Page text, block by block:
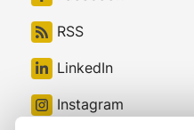
RSS
LinkedIn
Instagram